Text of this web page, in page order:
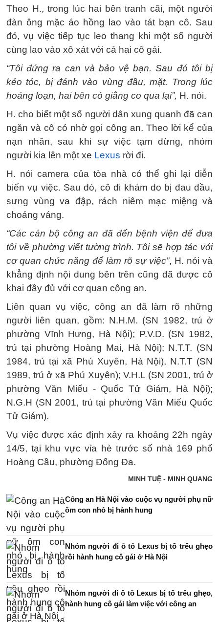
Theo H., trong lúc hai bên tranh cãi, một người
đàn ông mặc áo hồng lao vào tát bạn cô. Sau
đó, vụ việc tiếp tục leo thang khi một số người
cùng lao vào xô xát với cả hai cô gái.
“Tôi đứng ra can và bảo vệ bạn. Sau đó tôi bị
kéo tóc, bị đánh vào vùng đầu, mặt. Trong lúc
hoảng loạn, hai bên có giằng co qua lại”, H. nói.
H. cho biết một số người dân xung quanh đã can
ngăn và cô có nhờ gọi công an. Theo lời kể của
nạn nhân, sau khi sự việc tạm dừng, nhóm
người kia lên một xe Lexus rời đi.
H. nói camera của tòa nhà có thể ghi lại diễn
biến vụ việc. Sau đó, cô đi khám do bị đau đầu,
sưng vùng va đập, rách niêm mạc miệng và
choáng váng.
“Các cán bộ công an đã đến bệnh viện để đưa
tôi về phường viết tường trình. Tôi sẽ hợp tác với
cơ quan chức năng để làm rõ sự việc”, H. nói và
khẳng định nội dung bên trên cũng đã được cô
khai đầy đủ với cơ quan công an.
Liên quan vụ việc, công an đã làm rõ những
người liên quan, gồm: N.H.M. (SN 1982, trú ở
phường Vĩnh Hưng, Hà Nội); P.V.D. (SN 1982,
trú tại phường Hoàng Mai, Hà Nội); N.T.T. (SN
1984, trú tại xã Phú Xuyên, Hà Nội), N.T.T (SN
1989, trú ở xã Phú Xuyên); V.H.L (SN 2001, trú ở
phường Văn Miếu - Quốc Tử Giám, Hà Nội);
N.G.H (SN 2001, trú tại phường Văn Miếu Quốc
Tử Giám).
Vụ việc được xác định xảy ra khoảng 22h ngày
14/5, tại khu vực vỉa hè trước số nhà 169 phố
Hoàng Cầu, phường Đống Đa.
MINH TUỆ - MINH QUANG
Công an Hà Nội vào cuộc vụ người phụ nữ
ôm con nhỏ bị hành hung
Nhóm người đi ô tô Lexus bị tố trêu ghẹo
rồi hành hung cô gái ở Hà Nội
Nhóm người đi ô tô Lexus bị tố trêu ghẹo,
hành hung cô gái làm việc với công an